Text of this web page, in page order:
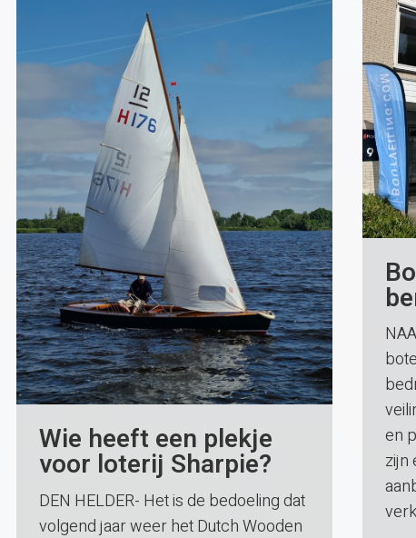
Wie heeft een plekje
voor loterij Sharpie?
DEN HELDER- Het is de bedoeling dat
volgend jaar weer het Dutch Wooden
en
zijn